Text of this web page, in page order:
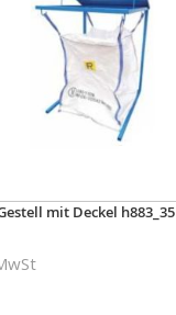
mit Deckel h883_35